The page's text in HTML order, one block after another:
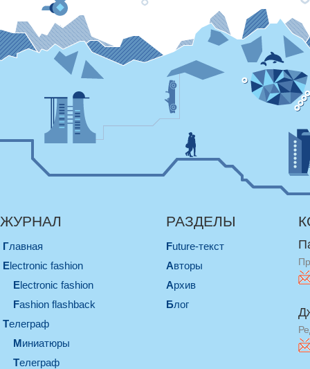
ЖУРНАЛ
Главная
electronic fashion
electronic fashion
Fashion flashback
телеграф
миниатюры
телеграф
РАЗДЕЛЫ
Future-текст
Авторы
Архив
Блог